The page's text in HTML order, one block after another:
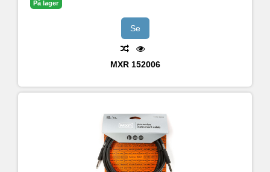
På lager
Se
MXR 152006